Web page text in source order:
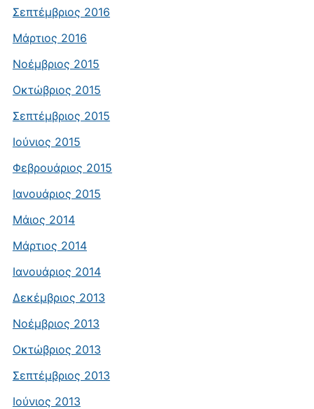
Σεπτέμβριος 2016
Μάρτιος 2016
Νοέμβριος 2015
Οκτώβριος 2015
Σεπτέμβριος 2015
Ιούνιος 2015
Φεβρουάριος 2015
Ιανουάριος 2015
Μάιος 2014
Μάρτιος 2014
Ιανουάριος 2014
Δεκέμβριος 2013
Νοέμβριος 2013
Οκτώβριος 2013
Σεπτέμβριος 2013
Ιούνιος 2013